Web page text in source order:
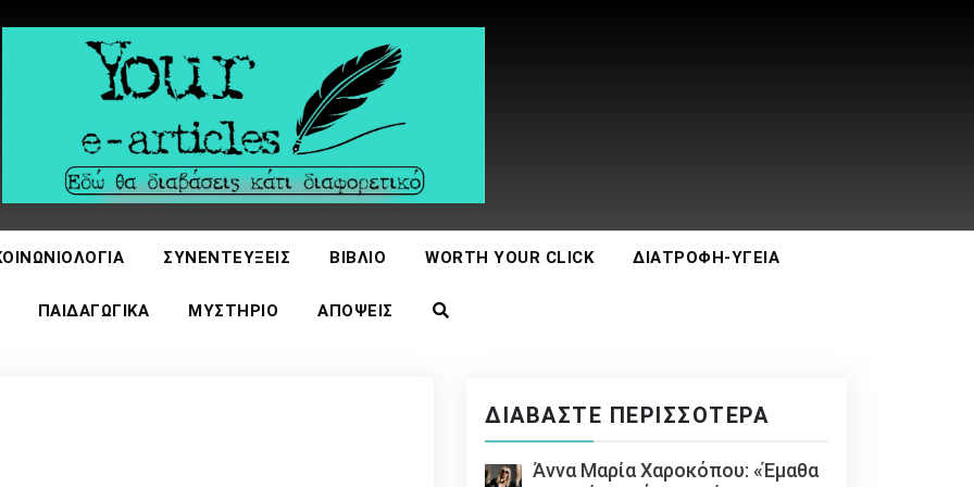
ΣΥΝΕΝΤΕΎΞΕΙΣ ΒΙΒΛΊΟ WORTH YOUR CLICK ΔΙΑΤΡΟΦΉ-ΥΓΕΊΑ
ΠΑΙΔΑΓΩΓΙΚΆ ΜΥΣΤΉΡΙΟ ΑΠΌΨΕΙΣ
ΔΙΑΒΆΣΤΕ ΠΕΡΙΣΣΌΤΕΡΑ
Άννα Μαρία Χαροκόπου: «Έμαθα